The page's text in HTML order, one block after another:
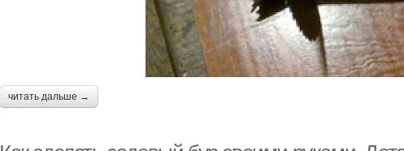
читать дальше →